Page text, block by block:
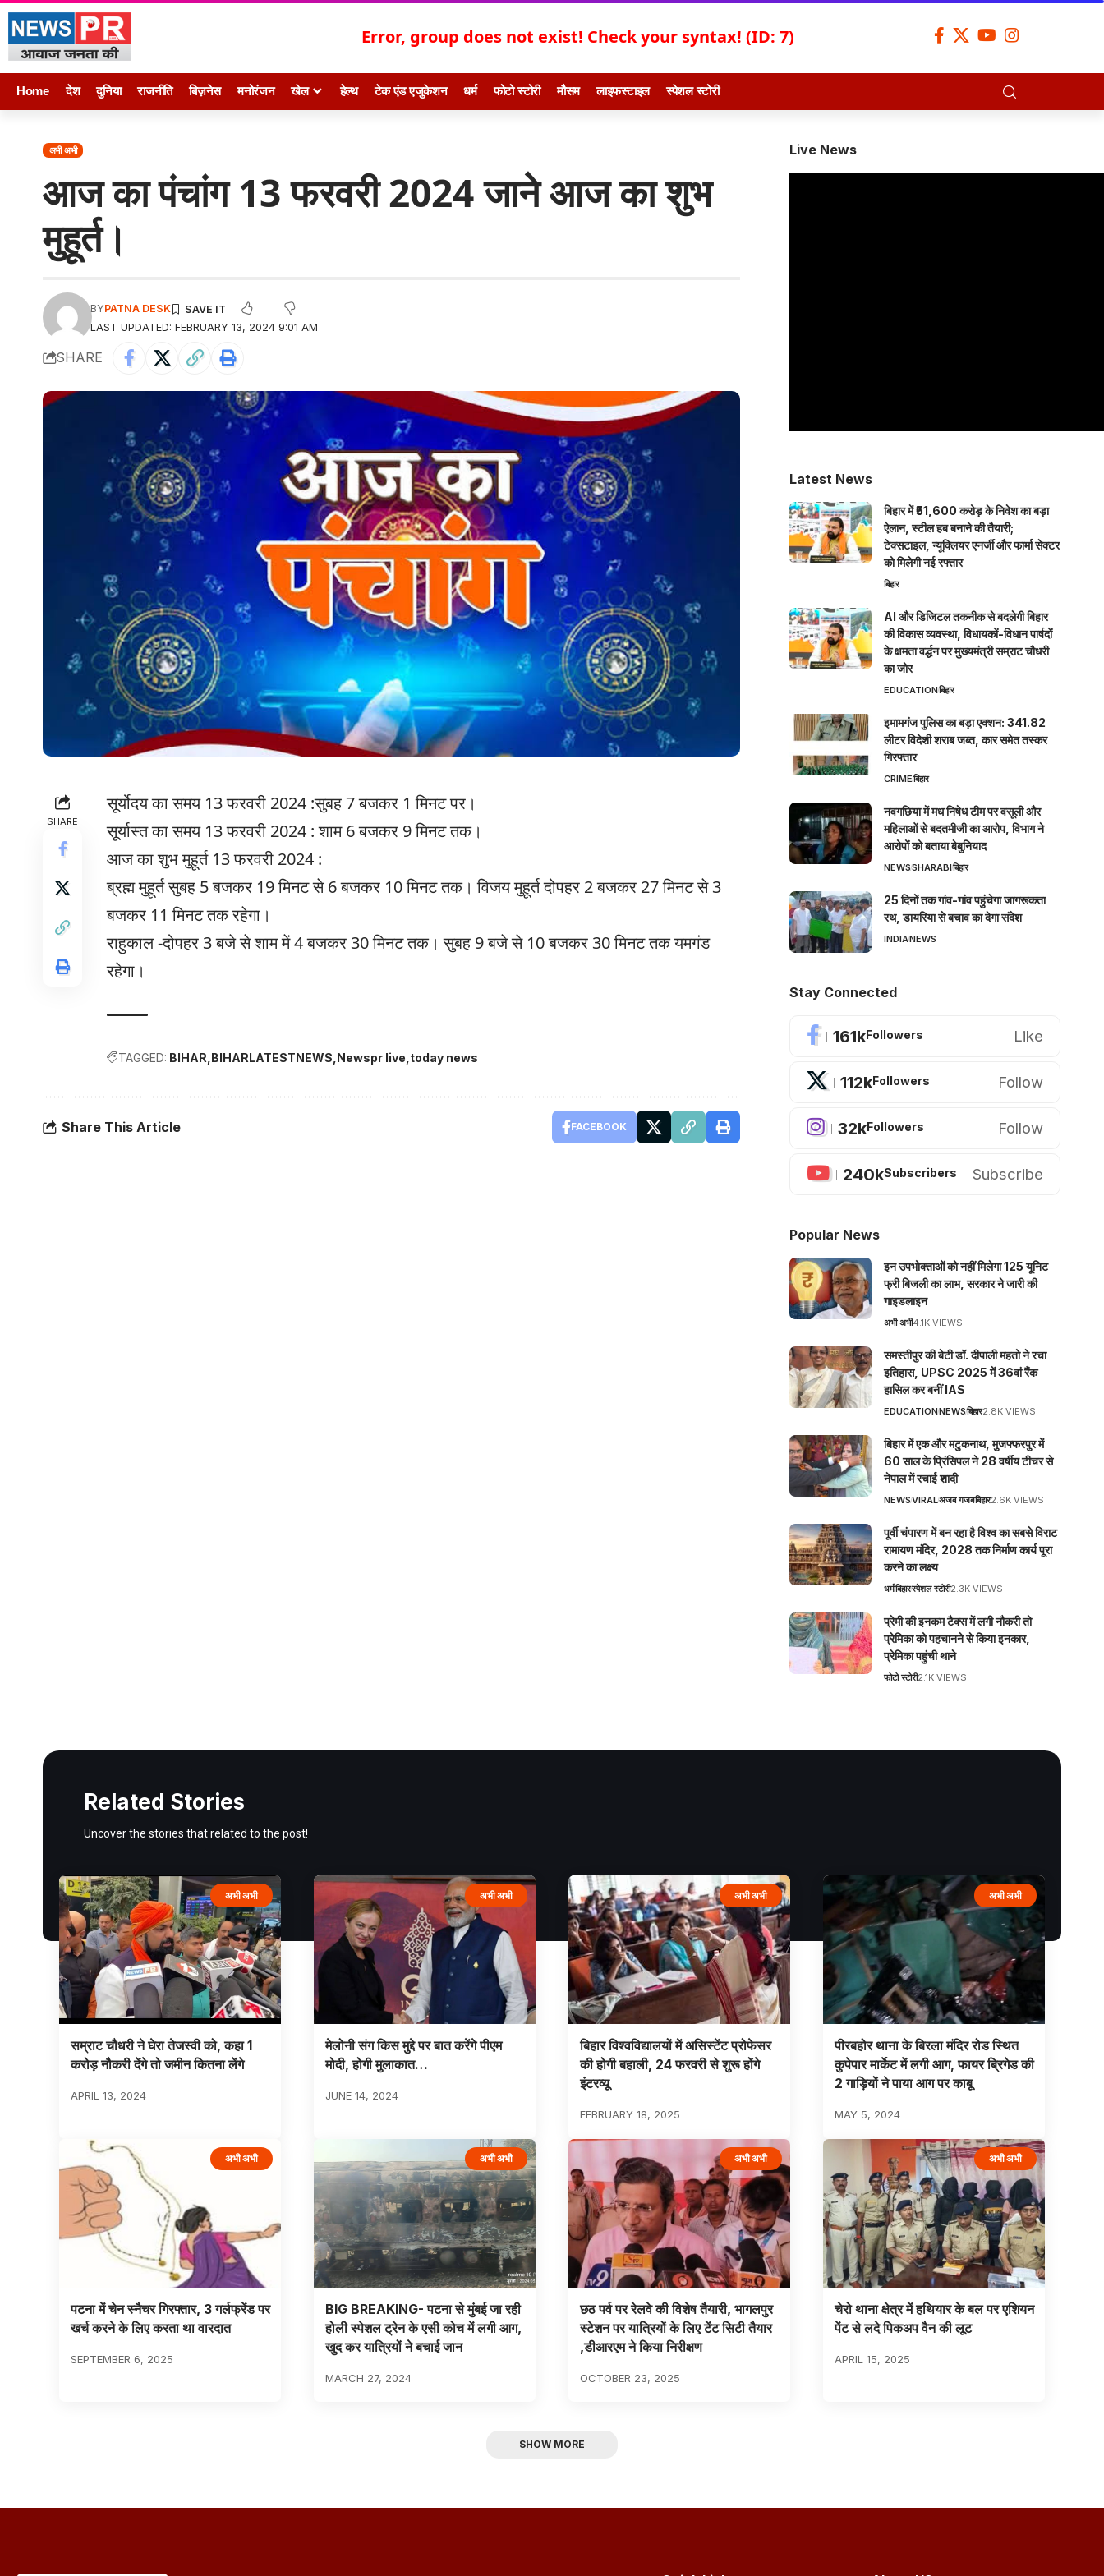
Error, group does not exist! Check your syntax! (ID: 7)
Home देश दुनिया राजनीति बिज़नेस मनोरंजन खेल हेल्थ टेक एंड एजुकेशन धर्म फोटो स्टोरी मौसम लाइफस्टाइल स्पेशल स्टोरी
अभी अभी
आज का पंचांग 13 फरवरी 2024 जाने आज का शुभ
मुहूर्त।
LAST UPDATED: FEBRUARY 13, 2024 9:01 AM
BYPATNA DESK
SHARE
SHARE
सूर्योदय का समय 13 फरवरी 2024 :सुबह 7 बजकर 1 मिनट पर।
सूर्यास्त का समय 13 फरवरी 2024 : शाम 6 बजकर 9 मिनट तक।
आज का शुभ मुहूर्त 13 फरवरी 2024 :
ब्रह्म मुहूर्त सुबह 5 बजकर 19 मिनट से 6 बजकर 10 मिनट तक। विजय मुहूर्त दोपहर 2 बजकर 27 मिनट से 3
बजकर 11 मिनट तक रहेगा।
राहुकाल -दोपहर 3 बजे से शाम में 4 बजकर 30 मिनट तक। सुबह 9 बजे से 10 बजकर 30 मिनट तक यमगंड
रहेगा।
TAGGED: BIHAR BIHARLATESTNEWS Newspr live today news
Share This Article FACEBOOK
Live News
Latest News
बिहार में ₹51,600 करोड़ के निवेश का बड़ा
ऐलान, स्टील हब बनाने की तैयारी;
टेक्सटाइल, न्यूक्लियर एनर्जी और फार्मा सेक्टर
को मिलेगी नई रफ्तार
बिहार
AI और डिजिटल तकनीक से बदलेगी बिहार
की विकास व्यवस्था, विधायकों-विधान पार्षदों
के क्षमता वर्द्धन पर मुख्यमंत्री सम्राट चौधरी
का जोर
EDUCATIONबिहार
इमामगंज पुलिस का बड़ा एक्शन: 341.82
लीटर विदेशी शराब जब्त, कार समेत तस्कर
गिरफ्तार
CRIMEबिहार
नवगछिया में मध निषेध टीम पर वसूली और
महिलाओं से बदतमीजी का आरोप, विभाग ने
आरोपों को बताया बेबुनियाद
NEWSSHARABIबिहार
25 दिनों तक गांव-गांव पहुंचेगा जागरूकता
रथ, डायरिया से बचाव का देगा संदेश
INDIANEWS
Stay Connected
161kFollowers Like
112kFollowers Follow
32kFollowers Follow
240kSubscribers Subscribe
Popular News
इन उपभोक्ताओं को नहीं मिलेगा 125 यूनिट
फ्री बिजली का लाभ, सरकार ने जारी की
गाइडलाइन
अभी अभी4.1K VIEWS
समस्तीपुर की बेटी डॉ. दीपाली महतो ने रचा
इतिहास, UPSC 2025 में 36वां रैंक
हासिल कर बनीं IAS
EDUCATIONNEWSबिहार2.8K VIEWS
बिहार में एक और मटुकनाथ, मुजफ्फरपुर में
60 साल के प्रिंसिपल ने 28 वर्षीय टीचर से
नेपाल में रचाई शादी
NEWSVIRALअजब गजबबिहार2.6K VIEWS
पूर्वी चंपारण में बन रहा है विश्व का सबसे विराट
रामायण मंदिर, 2028 तक निर्माण कार्य पूरा
करने का लक्ष्य
धर्मबिहारस्पेशल स्टोरी2.3K VIEWS
प्रेमी की इनकम टैक्स में लगी नौकरी तो
प्रेमिका को पहचानने से किया इनकार,
प्रेमिका पहुंची थाने
फोटो स्टोरी2.1K VIEWS
Related Stories
Uncover the stories that related to the post!
अभी अभी
सम्राट चौधरी ने घेरा तेजस्वी को, कहा 1
करोड़ नौकरी देंगे तो जमीन कितना लेंगे
APRIL 13, 2024
अभी अभी
मेलोनी संग किस मुद्दे पर बात करेंगे पीएम
मोदी, होगी मुलाकात…
JUNE 14, 2024
अभी अभी
बिहार विश्वविद्यालयों में असिस्टेंट प्रोफेसर
की होगी बहाली, 24 फरवरी से शुरू होंगे
इंटरव्यू
FEBRUARY 18, 2025
अभी अभी
पीरबहोर थाना के बिरला मंदिर रोड स्थित
कुपेपार मार्केट में लगी आग, फायर ब्रिगेड की
2 गाड़ियों ने पाया आग पर काबू
MAY 5, 2024
अभी अभी
पटना में चेन स्नैचर गिरफ्तार, 3 गर्लफ्रेंड पर
खर्च करने के लिए करता था वारदात
SEPTEMBER 6, 2025
अभी अभी
BIG BREAKING- पटना से मुंबई जा रही
होली स्पेशल ट्रेन के एसी कोच में लगी आग,
खुद कर यात्रियों ने बचाई जान
MARCH 27, 2024
अभी अभी
छठ पर्व पर रेलवे की विशेष तैयारी, भागलपुर
स्टेशन पर यात्रियों के लिए टेंट सिटी तैयार
,डीआरएम ने किया निरीक्षण
OCTOBER 23, 2025
अभी अभी
चेरो थाना क्षेत्र में हथियार के बल पर एशियन
पेंट से लदे पिकअप वैन की लूट
APRIL 15, 2025
SHOW MORE